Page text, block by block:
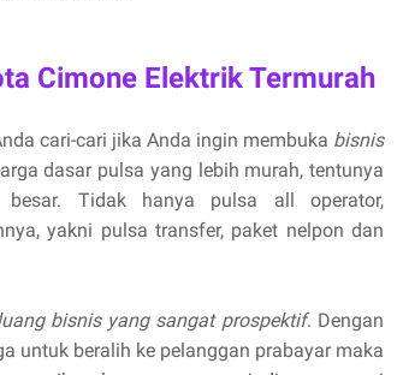
Cimone Elektrik Termurah
cari-cari jika Anda ingin membuka bisnis
dasar pulsa yang lebih murah, tentunya
Tidak hanya pulsa all operator,
yakni pulsa transfer, paket nelpon dan
bisnis yang sangat prospektif. Dengan
untuk beralih ke pelanggan prabayar maka